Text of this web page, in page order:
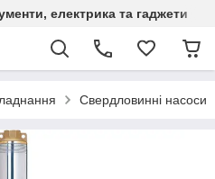
електрика та гаджети
Свердловинні насоси